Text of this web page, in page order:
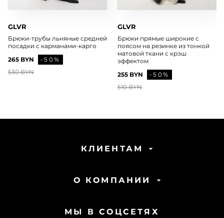
GLVR
Брюки-трубы льняные средней
посадки с карманами-карго
265 BYN
-50%
530 BYN
GLVR
Брюки прямые широкие с
поясом на резинке из тонкой
матовой ткани с крэш
эффектом
255 BYN
-50%
510 BYN
КЛИЕНТАМ
О КОМПАНИИ
МЫ В СОЦСЕТЯХ